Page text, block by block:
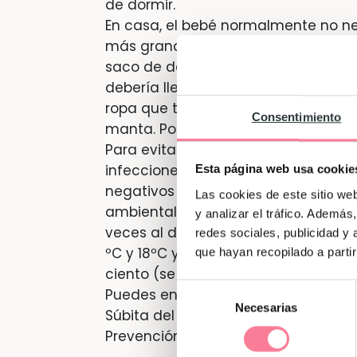
Consentimiento
Esta página web usa
Las cookies de este sitio
y analizar el tráfico.
redes sociales, publicidad y
que hayan recopilado a
consentimiento
Necesarias
de dormir.
En casa, el bebé normalmente no
más grande o un adulto. Son
saco de dormir. En verano, si la
debería llevar menos ropa. Si el
ropa que taparlo con una manta o
manta. Por los motivos antes
Para evitar un exceso de calor y al
infecciones de las vías
negativos en la salud del bebé, es
ambiental en perfecto estado:
veces al día durante unos diez
ºC y 18ºC y una humedad
ciento (se puede medir con un
Puedes encontrar información
Súbita del Lactante (SMSL)
Prevención de la Muerte Súbita